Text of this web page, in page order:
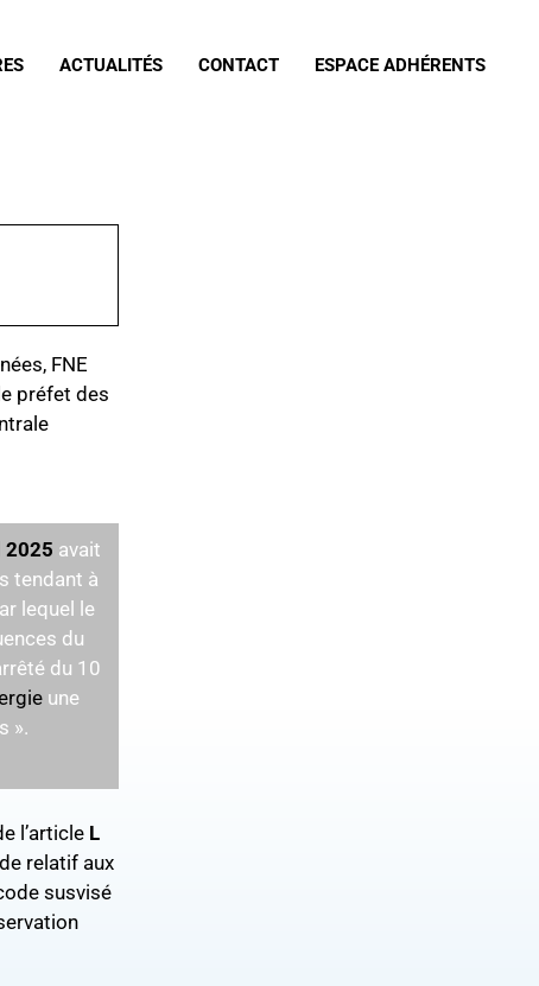
ACTUALITÉS CONTACT ESPACE ADHÉRENTS
FNE
préfet des
2025 avait
tendant à
lequel le
du
du 10
une
».
l’article L
relatif aux
susvisé